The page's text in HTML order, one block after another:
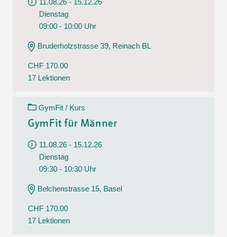
11.08.26 - 15.12.26
Dienstag
09:00 - 10:00 Uhr
Bruderholzstrasse 39, Reinach BL
CHF 170.00
17 Lektionen
GymFit / Kurs
GymFit für Männer
11.08.26 - 15.12.26
Dienstag
09:30 - 10:30 Uhr
Belchenstrasse 15, Basel
CHF 170.00
17 Lektionen